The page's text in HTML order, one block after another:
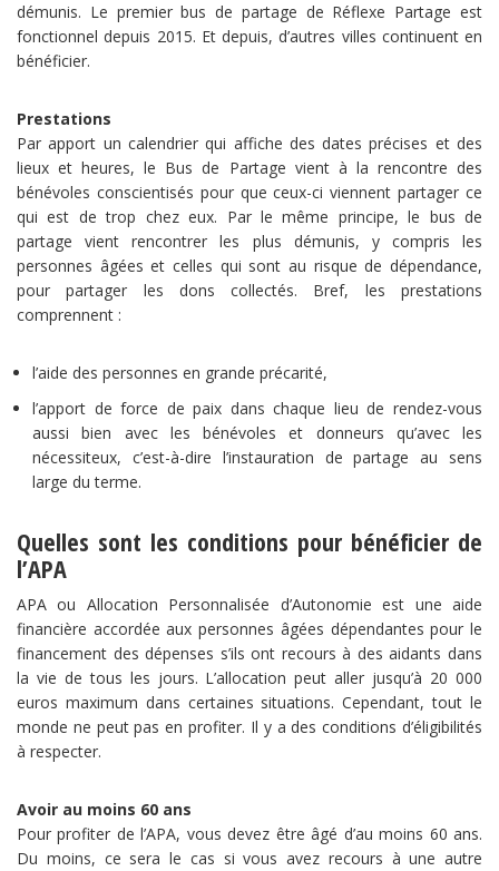
démunis. Le premier bus de partage de Réflexe Partage est
fonctionnel depuis 2015. Et depuis, d’autres villes continuent en
bénéficier.
Prestations
Par apport un calendrier qui affiche des dates précises et des
lieux et heures, le Bus de Partage vient à la rencontre des
bénévoles conscientisés pour que ceux-ci viennent partager ce
qui est de trop chez eux. Par le même principe, le bus de
partage vient rencontrer les plus démunis, y compris les
personnes âgées et celles qui sont au risque de dépendance,
pour partager les dons collectés. Bref, les prestations
comprennent :
l’aide des personnes en grande précarité,
l’apport de force de paix dans chaque lieu de rendez-vous
aussi bien avec les bénévoles et donneurs qu’avec les
nécessiteux, c’est-à-dire l’instauration de partage au sens
large du terme.
Quelles sont les conditions pour bénéficier de
l’APA
APA ou Allocation Personnalisée d’Autonomie est une aide
financière accordée aux personnes âgées dépendantes pour le
financement des dépenses s’ils ont recours à des aidants dans
la vie de tous les jours. L’allocation peut aller jusqu’à 20 000
euros maximum dans certaines situations. Cependant, tout le
monde ne peut pas en profiter. Il y a des conditions d’éligibilités
à respecter.
Avoir au moins 60 ans
Pour profiter de l’APA, vous devez être âgé d’au moins 60 ans.
Du moins, ce sera le cas si vous avez recours à une autre